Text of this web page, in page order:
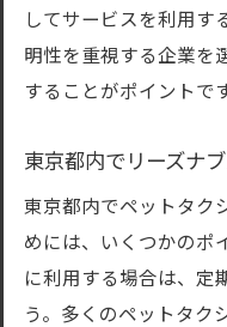
してサービスを利用す
明性を重視する企業を
することがポイントです
東京都内でリーズナ
東京都内でペットタク
めには、いくつかのポ
に利用する場合は、定
う。多くのペットタク